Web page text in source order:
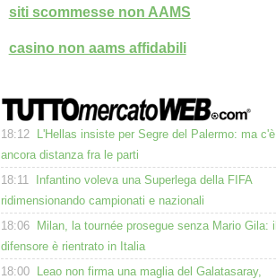
siti scommesse non AAMS
casino non aams affidabili
18:12
L'Hellas insiste per Segre del Palermo: ma c'è
ancora distanza fra le parti
18:11
Infantino voleva una Superlega della FIFA
ridimensionando campionati e nazionali
18:06
Milan, la tournée prosegue senza Mario Gila: il
difensore è rientrato in Italia
18:00
Leao non firma una maglia del Galatasaray,